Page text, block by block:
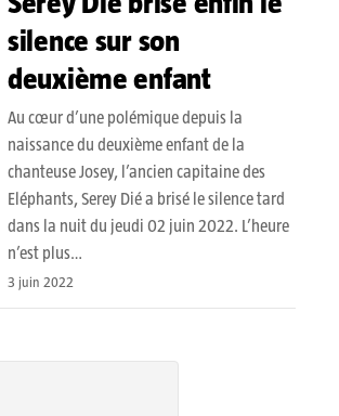
silence sur son
deuxième enfant
Au cœur d’une polémique depuis la
naissance du deuxième enfant de la
chanteuse Josey, l’ancien capitaine des
Eléphants, Serey Dié a brisé le silence tard
dans la nuit du jeudi 02 juin 2022. L’heure
n’est plus…
3 juin 2022